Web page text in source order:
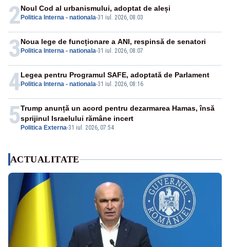
2 Politica Interna - nationala-31 iul. 2026, 08:03
Noul Cod al urbanismului, adoptat de aleși
3 Politica Interna - nationala-31 iul. 2026, 08:07
Noua lege de funcționare a ANI, respinsă de senatori
4 Politica Interna - nationala-31 iul. 2026, 08:16
Legea pentru Programul SAFE, adoptată de Parlament
5 Politica Externa-31 iul. 2026, 07:54
Trump anunță un acord pentru dezarmarea Hamas, însă
sprijinul Israelului rămâne incert
ACTUALITATE